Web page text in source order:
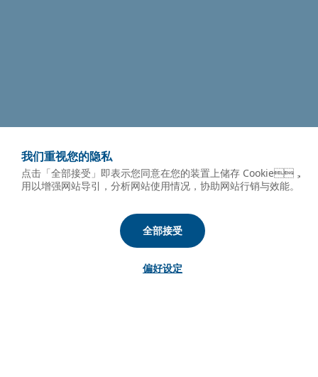
我们重视您的隐私
点击「全部接受」即表示您同意在您的装置上储存 Cookie，
用以增强网站导引，分析网站使用情况，协助网站行销与效能。
全部接受
偏好设定